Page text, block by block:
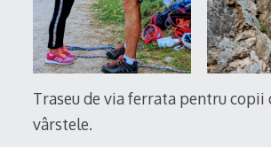
Traseu de via ferrata pentru copii
vârstele.